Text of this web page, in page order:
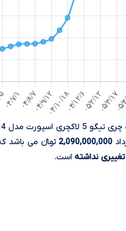
2,090,000,000
تغییری نداشته است.